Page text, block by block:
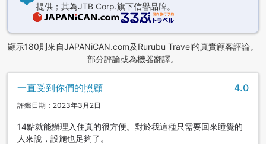
提供；其為JTB Corp.旗下信譽品牌。
顯示180則來自JAPANiCAN.com及Rurubu Travel的真實顧客評論。
部分評論或為機器翻譯。
一直受到你們的照顧 4.0
評鑑日期：2023年3月2日
14點就能辦理入住真的很方便。對於我這種只需要回來睡覺的
人來說，設施也足夠了。